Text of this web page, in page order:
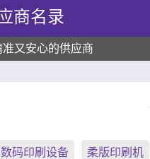
商名录
又安心的供应商
数码印刷设备 柔版印刷机